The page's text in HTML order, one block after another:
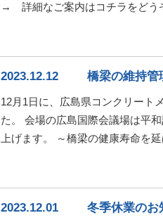
→ 詳細なご案内はコチラをど
2023.12.12 橋梁の維持管
12月1日に、広島県コンクリート
た。 会場の広島国際会議場は平
上げます。 ～橋梁の健康寿命を
2023.12.01 冬季休業のお